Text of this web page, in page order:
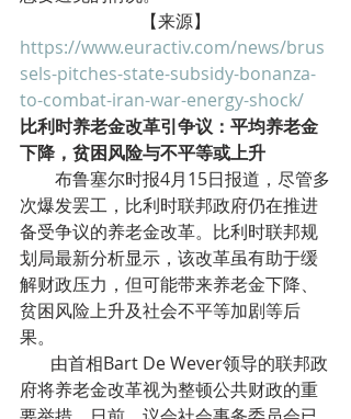
【来源】
https://www.euractiv.com/news/brus
sels-pitches-state-subsidy-bonanza-
to-combat-iran-war-energy-shock/
比利时养老金改革引争议：平均养老金
下降，贫困风险与不平等或上升
次爆发罢工，比利时联邦政府仍在推进
备受争议的养老金改革。比利时联邦规
划局最新分析显示，该改革虽有助于缓
解财政压力，但可能带来养老金下降、
贫困风险上升及社会不平等加剧等后
果。
府将养老金改革视为整顿公共财政的重